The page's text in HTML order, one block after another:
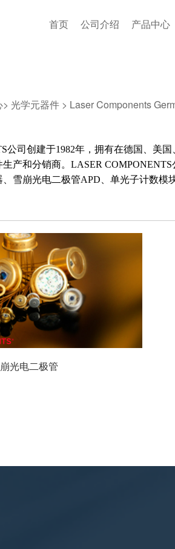
首页 公司介绍 产品中心
光学元器件 > Laser Components
公司创建于1982年，拥有在德国、美
产和分销商。LASER
雪崩光电二极管APD、单光子计数
光电二极管